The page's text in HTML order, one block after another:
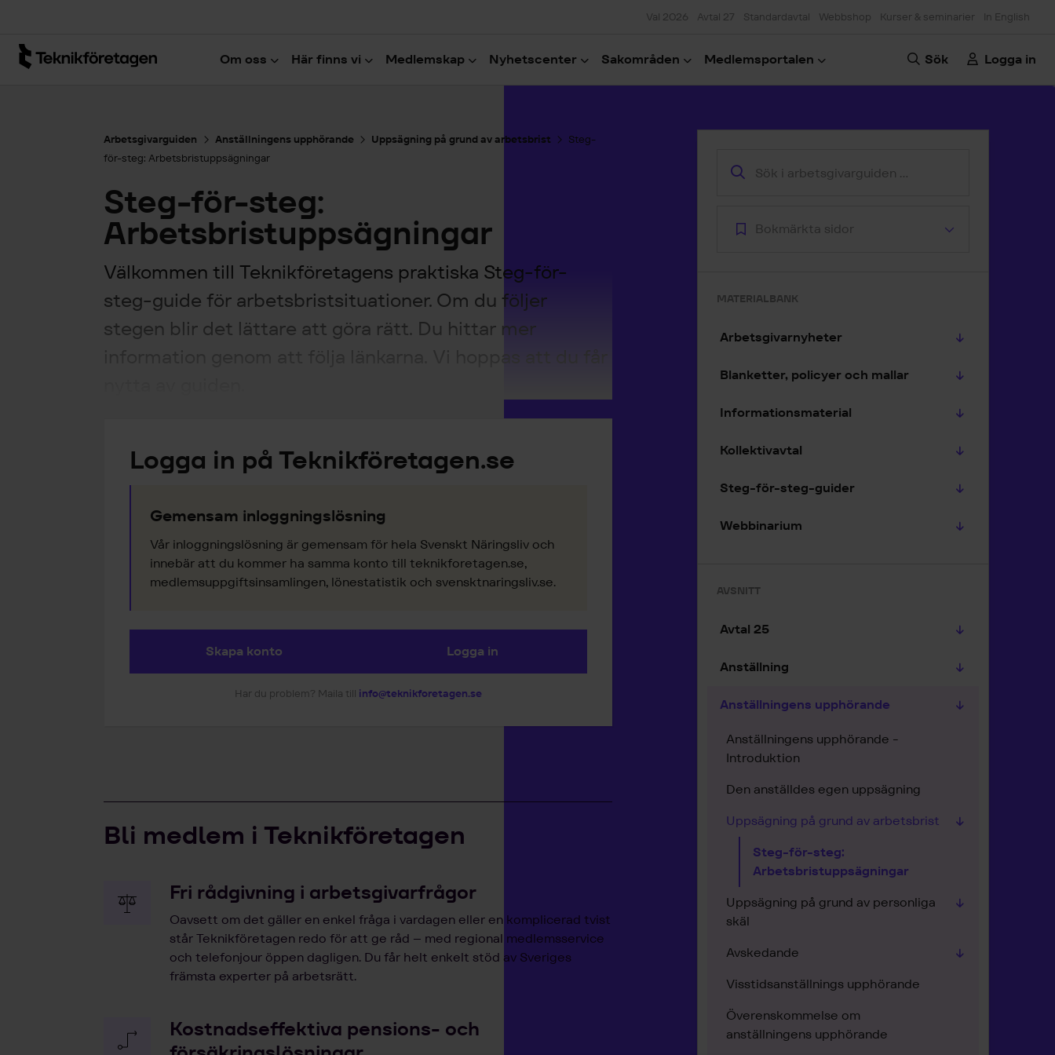
Val 2026 Avtal 27 Standardavtal Webbshop Kurser & seminarier In English
Om oss Här finns vi Medlemskap Nyhetscenter Sakområden Medlemsportalen Sök Logga in
Arbetsgivarguiden Anställningens upphörande Uppsägning på grund av arbetsbrist
Steg-
för-steg: Arbetsbristuppsägningar
Steg-för-steg:
Arbetsbristuppsägningar
Välkommen till Teknikföretagens praktiska Steg-för-
steg-guide för arbetsbristsituationer. Om du följer
stegen blir det lättare att göra rätt. Du hittar mer
Logga in på Teknikföretagen.se
Gemensam inloggningslösning
Vår inloggningslösning är gemensam för hela Svenskt Näringsliv och
innebär att du kommer ha samma konto till teknikforetagen.se,
medlemsuppgiftsinsamlingen, lönestatistik och svensktnaringsliv.se.
Skapa konto Logga in
Har du problem? Maila till info@teknikforetagen.se
Bli medlem i Teknikföretagen
Fri rådgivning i arbetsgivarfrågor
Oavsett om det gäller en enkel fråga i vardagen eller en komplicerad tvist
står Teknikföretagen redo för att ge råd – med regional medlemsservice
och telefonjour öppen dagligen. Du får helt enkelt stöd av Sveriges
främsta experter på arbetsrätt.
Kostnadseffektiva pensions- och
Bokmärkta sidor
MATERIALBANK
Arbetsgivarnyheter
Blanketter, policyer och mallar
Informationsmaterial
Kollektivavtal
Steg-för-steg-guider
Webbinarium
AVSNITT
Avtal 25
Anställning
Anställningens upphörande
Anställningens upphörande -
Introduktion
Den anställdes egen uppsägning
Uppsägning på grund av arbetsbrist
Steg-för-steg:
Arbetsbristuppsägningar
Uppsägning på grund av personliga
skäl
Avskedande
Visstidsanställnings upphörande
Överenskommelse om
anställningens upphörande